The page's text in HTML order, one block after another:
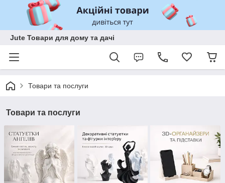
Jute Товари для дому та дачі
Товари та послуги
Товари та послуги